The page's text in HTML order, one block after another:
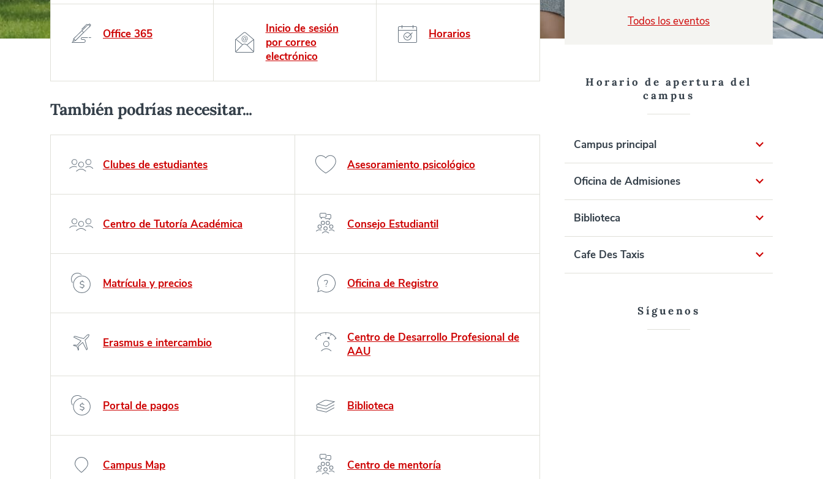
Office 365
Inicio de sesión
por correo
electrónico
Horarios
También podrías necesitar...
Clubes de estudiantes Asesoramiento psicológico
Centro de Tutoría Académica Consejo Estudiantil
Matrícula y precios Oficina de Registro
Erasmus e intercambio
Centro de Desarrollo Profesional de
AAU
Portal de pagos Biblioteca
Campus Map Centro de mentoría
Todos los eventos
Horario de apertura del
campus
Campus principal
Oficina de Admisiones
Biblioteca
Cafe Des Taxis
Síguenos